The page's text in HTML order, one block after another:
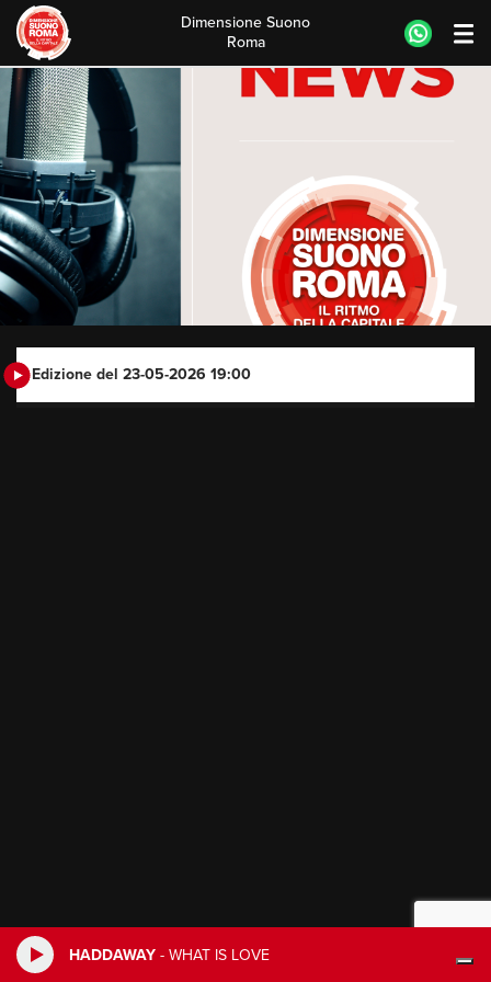
HADDAWAY - WHAT IS LOVE
Skip
to
content
Dimensione Suono
Roma
Edizione del 23-05-2026 19:00